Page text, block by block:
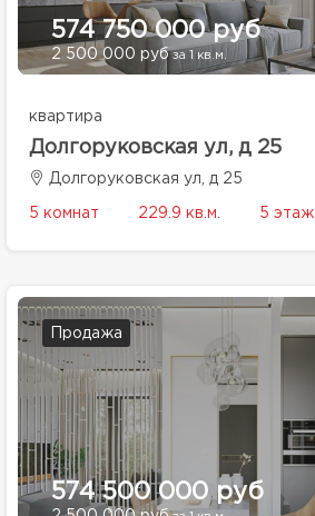
574 750 000 руб
2 500 000 руб за 1 кв.м.
квартира
Долгоруковская ул, д 25
Долгоруковская ул, д 25
5 комнат 229.9 кв.м. 5 этаж
Продажа
574 500 000 руб